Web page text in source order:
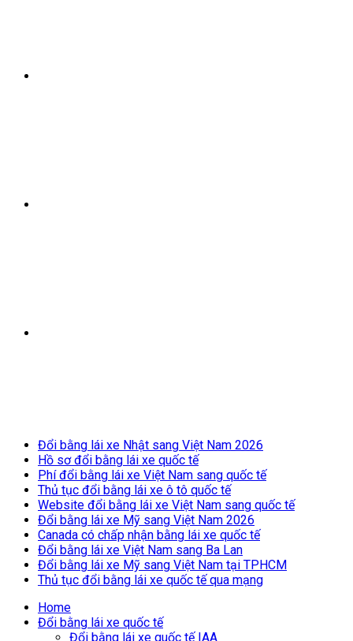
for
Đổi bằng lái xe Nhật sang Việt Nam 2026
Hồ sơ đổi bằng lái xe quốc tế
Phí đổi bằng lái xe Việt Nam sang quốc tế
Thủ tục đổi bằng lái xe ô tô quốc tế
Website đổi bằng lái xe Việt Nam sang quốc tế
Đổi bằng lái xe Mỹ sang Việt Nam 2026
Canada có chấp nhận bằng lái xe quốc tế
Đổi bằng lái xe Việt Nam sang Ba Lan
Đổi bằng lái xe Mỹ sang Việt Nam tại TPHCM
Thủ tục đổi bằng lái xe quốc tế qua mạng
Home
Đổi bằng lái xe quốc tế
Đổi bằng lái xe quốc tế IAA